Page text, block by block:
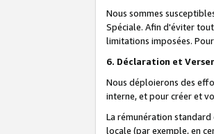
Nous sommes
Spéciale. Afin d'éviter
limitations imposées.
6. Déclaration et
Nous déploierons des
interne, et pour créer et
La rémunération
locale (par exemple, en